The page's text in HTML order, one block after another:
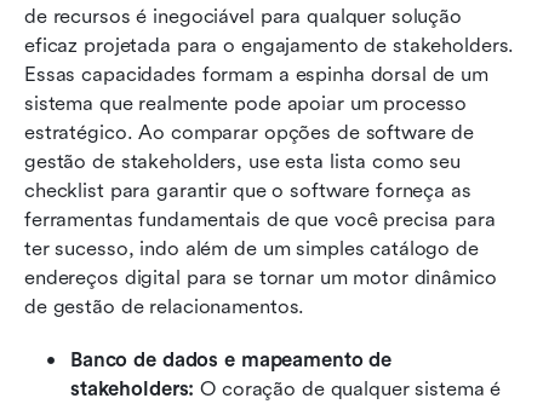
de recursos é inegociável para qualquer solução
eficaz projetada para o engajamento de stakeholders.
Essas capacidades formam a espinha dorsal de um
sistema que realmente pode apoiar um processo
estratégico. Ao comparar opções de software de
gestão de stakeholders, use esta lista como seu
checklist para garantir que o software forneça as
ferramentas fundamentais de que você precisa para
ter sucesso, indo além de um simples catálogo de
endereços digital para se tornar um motor dinâmico
de gestão de relacionamentos.
Banco de dados e mapeamento de
stakeholders: O coração de qualquer sistema é